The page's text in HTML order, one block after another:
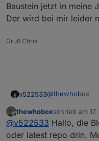
Baustein jetzt in meine
Der wird bei mir leider
Gruß Chris
v522533@thewhobox
bin leider
Selector
intergrieren.
Offline
thewhoboxschrieb am
zuletzt editiert
@v522533 Hallo, die
oder latest repo drin.